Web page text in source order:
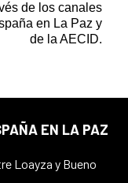
de los canales
en La Paz y
de la AECID.
EN LA PAZ
Loayza y Bueno